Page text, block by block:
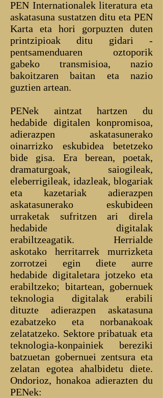
PEN Internationalek literatura eta
askatasuna sustatzen ditu eta PEN
Karta eta hori gorpuzten duten
printzipioak ditu gidari -
pentsamenduaren oztoporik
gabeko transmisioa, nazio
bakoitzaren baitan eta nazio
guztien artean.
PENek aintzat hartzen du
hedabide digitalen konpromisoa,
adierazpen askatasunerako
oinarrizko eskubidea betetzeko
bide gisa. Era berean, poetak,
dramaturgoak, saiogileak,
eleberrigileak, idazleak, blogariak
eta kazetariak adierazpen
askatasunerako eskubideen
urraketak sufritzen ari direla
hedabide digitalak
erabiltzeagatik. Herrialde
askotako herritarrek murrizketa
zorrotzei egin diete aurre
hedabide digitaletara jotzeko eta
erabiltzeko; bitartean, gobernuek
teknologia digitalak erabili
dituzte adierazpen askatasuna
ezabatzeko eta norbanakoak
zelatatzeko. Sektore pribatuak eta
teknologia-konpainiek bereziki
batzuetan gobernuei zentsura eta
zelatan egotea ahalbidetu diete.
Ondorioz, honakoa adierazten du
PENek: